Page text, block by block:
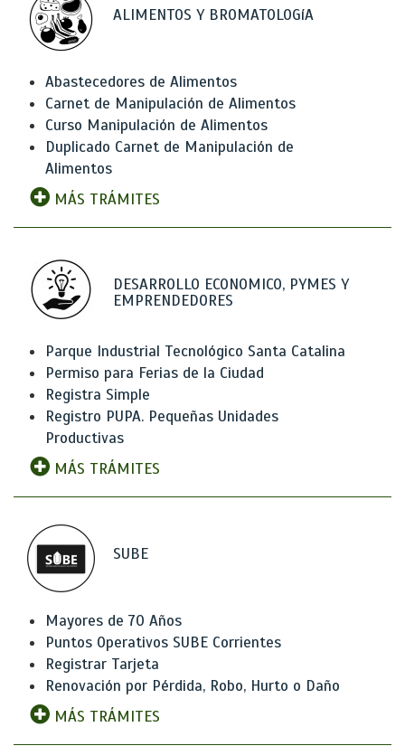
ALIMENTOS Y BROMATOLOGíA
Abastecedores de Alimentos
Carnet de Manipulación de Alimentos
Curso Manipulación de Alimentos
Duplicado Carnet de Manipulación de
Alimentos
MÁS TRÁMITES
DESARROLLO ECONOMICO, PYMES Y
EMPRENDEDORES
Parque Industrial Tecnológico Santa Catalina
Permiso para Ferias de la Ciudad
Registra Simple
Registro PUPA. Pequeñas Unidades
Productivas
MÁS TRÁMITES
SUBE
Mayores de 70 Años
Puntos Operativos SUBE Corrientes
Registrar Tarjeta
Renovación por Pérdida, Robo, Hurto o Daño
MÁS TRÁMITES